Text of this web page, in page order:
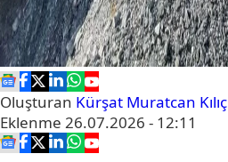
Oluşturan Kürşat Muratcan Kılıç
Eklenme 26.07.2026 - 12:11